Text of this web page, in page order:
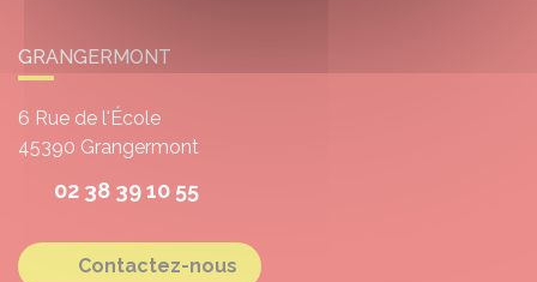
GRANGERMONT
6 Rue de l'École
45390 Grangermont
02 38 39 10 55
Contactez-nous